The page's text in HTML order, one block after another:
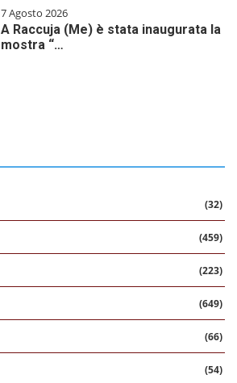
7 Agosto 2026
A Raccuja (Me) è stata inaugurata la
mostra “…
(32)
(459)
(223)
(649)
(66)
(54)